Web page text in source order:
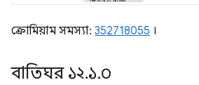
ক্রোমিয়াম সমস্যা: 352718055 ।
বাতিঘর ১২.১.০